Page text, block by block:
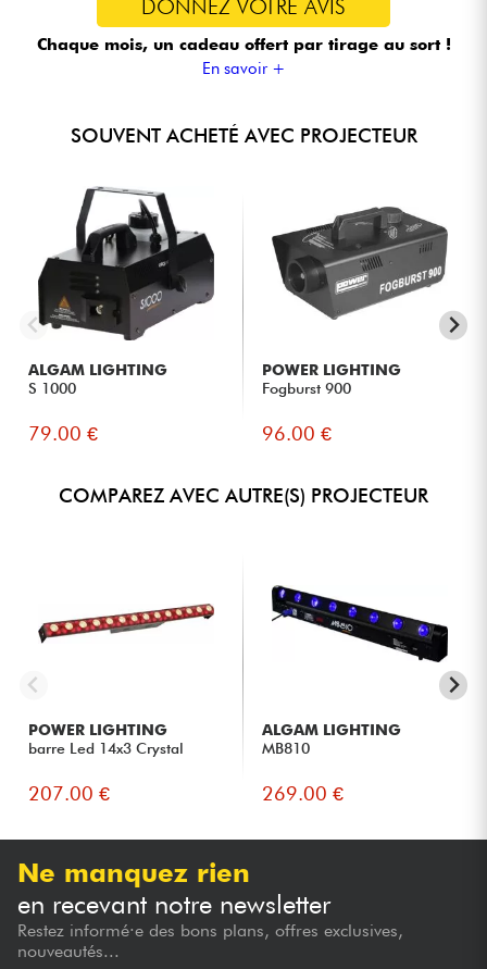
DONNEZ VOTRE AVIS
Chaque mois, un cadeau offert par tirage au sort !
En savoir +
SOUVENT ACHETÉ AVEC PROJECTEUR
ALGAM LIGHTING
S 1000
79.00 €
POWER LIGHTING
Fogburst 900
96.00 €
COMPAREZ AVEC AUTRE(S) PROJECTEUR
POWER LIGHTING
barre Led 14x3 Crystal
207.00 €
ALGAM LIGHTING
MB810
269.00 €
Ne manquez rien
en recevant notre newsletter
Restez informé·e des bons plans, offres exclusives,
nouveautés...